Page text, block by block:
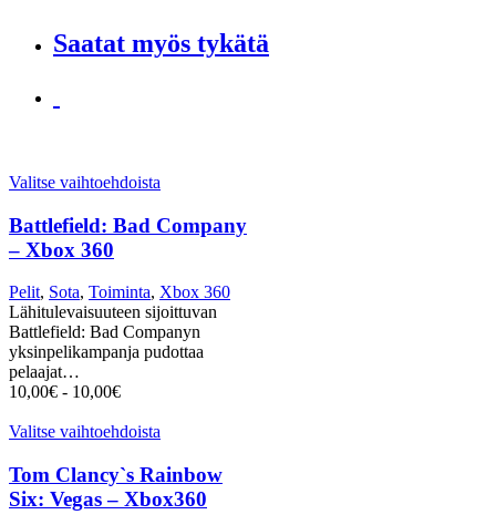
Saatat myös tykätä
Valitse vaihtoehdoista
Battlefield: Bad Company
– Xbox 360
Pelit, Sota, Toiminta, Xbox 360
Lähitulevaisuuteen sijoittuvan
Battlefield: Bad Companyn
yksinpelikampanja pudottaa
pelaajat…
10,00€ - 10,00€
Valitse vaihtoehdoista
Tom Clancy`s Rainbow
Six: Vegas – Xbox360